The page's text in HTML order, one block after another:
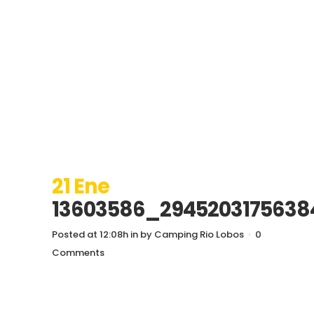
21 Ene
Posted at 12:08h in by Camping Rio Lobos
0
Comments